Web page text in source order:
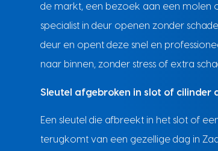
de markt, een bezoek aan een molen
specialist in deur openen zonder
deur en opent deze snel en
naar binnen, zonder stress of extra
Sleutel afgebroken in slot of cilinder
Een sleutel die afbreekt in het slot of
terugkomt van een gezellige dag in